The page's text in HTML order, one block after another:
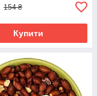
154 ₴
Купити